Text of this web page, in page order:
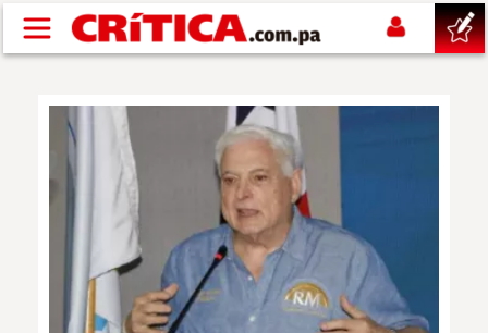
Pasar al contenido principal
POLÍTICA